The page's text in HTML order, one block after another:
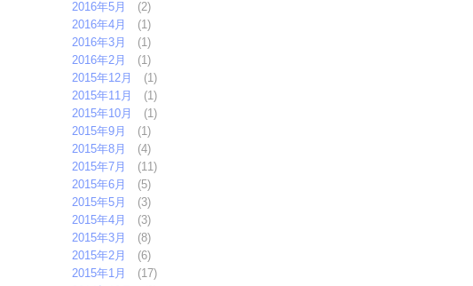
2016年5月
(2)
2016年4月
(1)
2016年3月
(1)
2016年2月
(1)
2015年12月
(1)
2015年11月
(1)
2015年10月
(1)
2015年9月
(1)
2015年8月
(4)
2015年7月
(11)
2015年6月
(5)
2015年5月
(3)
2015年4月
(3)
2015年3月
(8)
2015年2月
(6)
2015年1月
(17)